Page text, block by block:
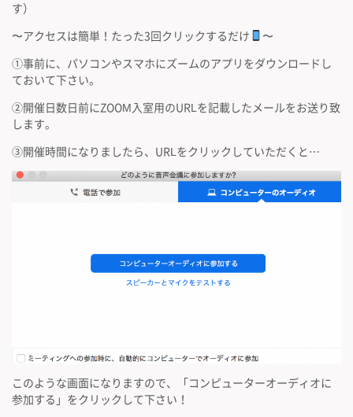
す）
〜アクセスは簡単！たった3回クリックするだけ
〜
①事前に、パソコンやスマホにズームのアプリをダウンロードし
ておいて下さい。
②開催日数日前にZOOM入室用のURLを記載したメールをお送り致
します。
③開催時間になりましたら、URLをクリックしていただくと…
このような画面になりますので、「コンピューターオーディオに
参加する」をクリックして下さい！